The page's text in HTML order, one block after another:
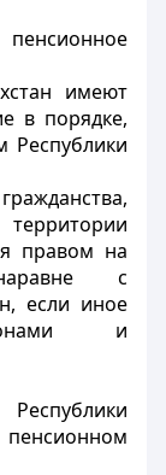
имеют
в порядке,
Республики
правом на
с
если иное
и